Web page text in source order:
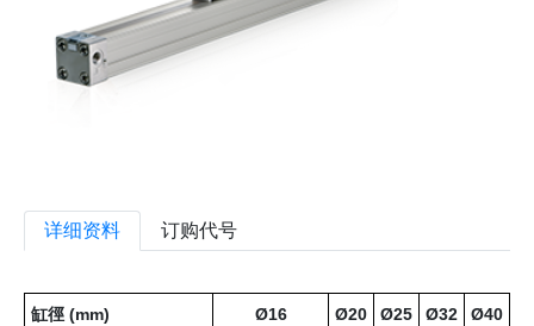
详细资料 订购代号
缸徑 (mm) Ø16 Ø20 Ø25 Ø32 Ø40